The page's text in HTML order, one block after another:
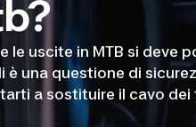
le uscite in MTB si deve
è una questione di
a sostituire il cavo dei